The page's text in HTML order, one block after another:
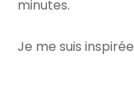
minutes.
Je me suis